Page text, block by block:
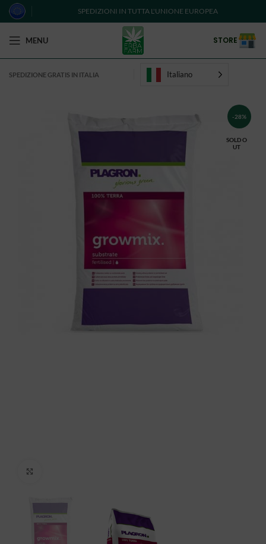
SPEDIZIONI IN TUTTA L'UNIONE EUROPEA
MENU STORE
SPEDIZIONE GRATIS IN ITALIA Italiano
-28%
SOLD O
UT